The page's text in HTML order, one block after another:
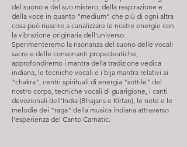
del suono e del suo mistero, della respirazione e
della voce in quanto “medium” che più di ogni altra
cosa può riuscire a canalizzare le nostre energie con
la vibrazione originaria dell’universo.
Sperimenteremo la risonanza del suono delle vocali
sacre e delle consonanti propedeutiche,
approfondiremo i mantra della tradizione vedica
indiana, le tecniche vocali e i bija mantra relativi ai
"chakra", centri spirituali di energia "sottile" del
nostro corpo, tecniche vocali di guarigione, i canti
devozionali dell'India (Bhajans e Kirtan), le note e le
melodie dei "raga" della musica indiana attraverso
l'esperienza del Canto Carnatic.